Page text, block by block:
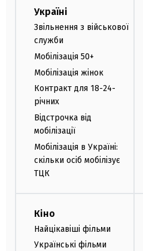
Україні
Звільнення з військової
служби
Мобілізація 50+
Мобілізація жінок
Контракт для 18-24-
річних
Відстрочка від
мобілізації
Мобілізація в Україні:
скільки осіб мобілізує
ТЦК
Кіно
Найцікавіші фільми
Українські фільми